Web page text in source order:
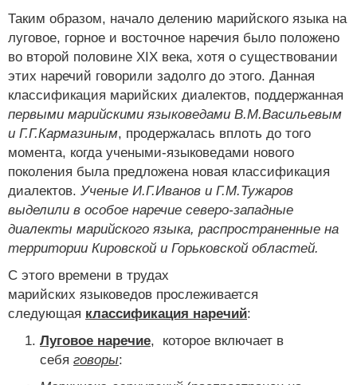
Таким образом, начало делению марийского языка на
луговое, горное и восточное наречия было положено
во второй половине XIX века, хотя о существовании
этих наречий говорили задолго до этого. Данная
классификация марийских диалектов, поддержанная
первыми марийскими языковедами В.М.Васильевым
и Г.Г.Кармазиным, продержалась вплоть до того
момента, когда учеными-языковедами нового
поколения была предложена новая классификация
диалектов. Ученые И.Г.Иванов и Г.М.Тужаров
выделили в особое наречие северо-западные
диалекты марийского языка, распространенные на
территории Кировской и Горьковской областей.
С этого времени в трудах
марийских языковедов прослеживается
следующая классификация наречий:
Луговое наречие, которое включает в
себя говоры: